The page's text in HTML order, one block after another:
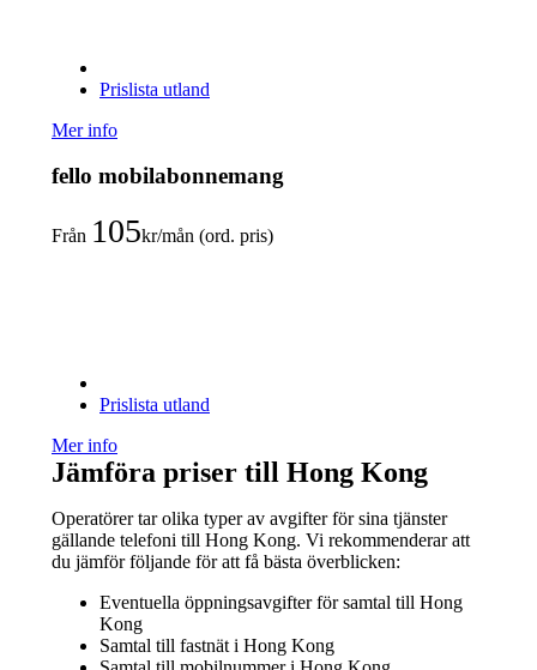
Prislista utland
Mer info
fello mobilabonnemang
Från 105kr/mån (ord. pris)
Prislista utland
Mer info
Jämföra priser till Hong Kong
Operatörer tar olika typer av avgifter för sina tjänster
gällande telefoni till Hong Kong. Vi rekommenderar att
du jämför följande för att få bästa överblicken:
Eventuella öppningsavgifter för samtal till Hong
Kong
Samtal till fastnät i Hong Kong